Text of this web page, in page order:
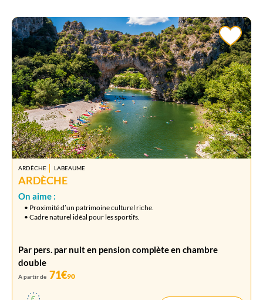
ARDÈCHE LABEAUME
ARDÈCHE
On aime :
• Proximité d’un patrimoine culturel riche.
• Cadre naturel idéal pour les sportifs.
Par pers. par nuit en pension complète en chambre
double
A partir de 71€90